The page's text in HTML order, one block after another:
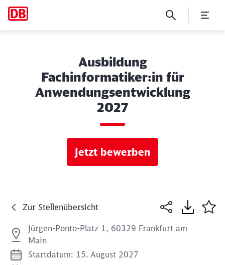
Ausbildung
Fachinformatiker:in für
Anwendungsentwicklung
2027
Jetzt bewerben
Zur Stellenübersicht
Jürgen-Ponto-Platz 1, 60329 Frankfurt am
Main
Startdatum: 15. August 2027